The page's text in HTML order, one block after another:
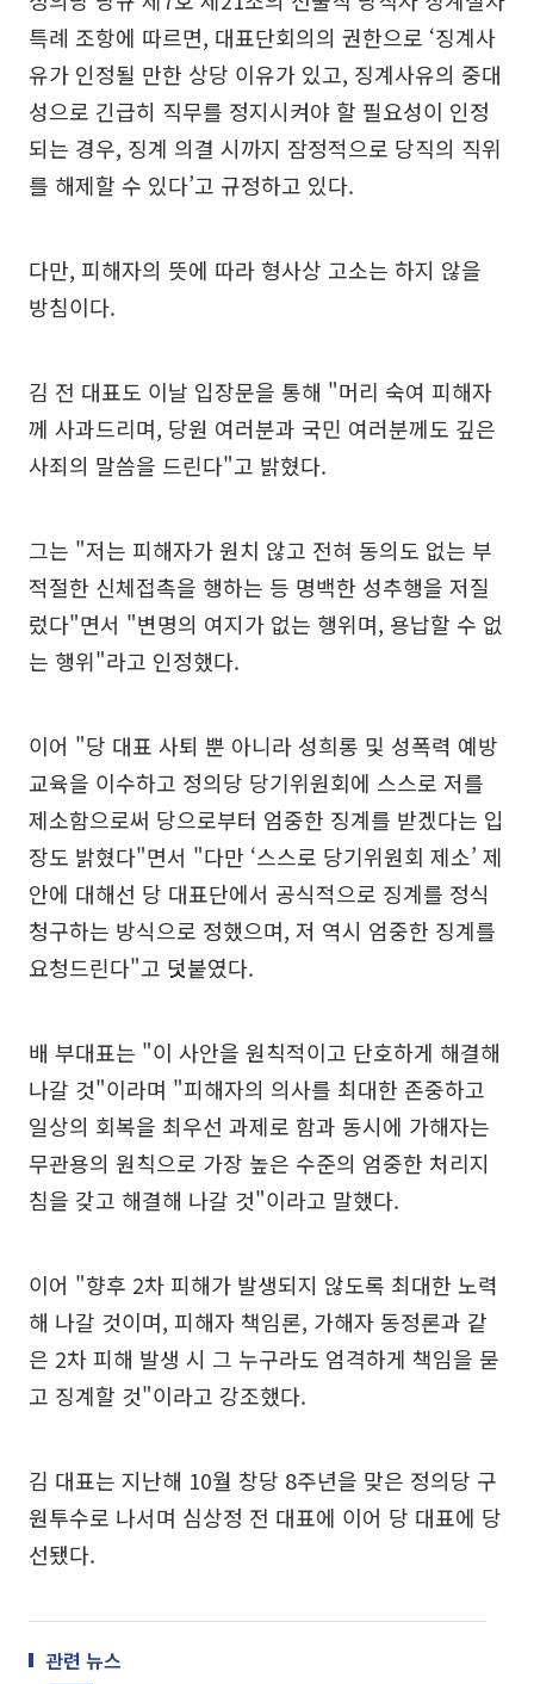
특례 조항에 따르면, 대표단회의의 권한으로 ‘징계사
유가 인정될 만한 상당 이유가 있고, 징계사유의 중대
성으로 긴급히 직무를 정지시켜야 할 필요성이 인정
되는 경우, 징계 의결 시까지 잠정적으로 당직의 직위
를 해제할 수 있다’고 규정하고 있다.
다만, 피해자의 뜻에 따라 형사상 고소는 하지 않을
방침이다.
김 전 대표도 이날 입장문을 통해 "머리 숙여 피해자
께 사과드리며, 당원 여러분과 국민 여러분께도 깊은
사죄의 말씀을 드린다"고 밝혔다.
그는 "저는 피해자가 원치 않고 전혀 동의도 없는 부
적절한 신체접촉을 행하는 등 명백한 성추행을 저질
렀다"면서 "변명의 여지가 없는 행위며, 용납할 수 없
는 행위"라고 인정했다.
이어 "당 대표 사퇴 뿐 아니라 성희롱 및 성폭력 예방
교육을 이수하고 정의당 당기위원회에 스스로 저를
제소함으로써 당으로부터 엄중한 징계를 받겠다는 입
장도 밝혔다"면서 "다만 ‘스스로 당기위원회 제소’ 제
안에 대해선 당 대표단에서 공식적으로 징계를 정식
청구하는 방식으로 정했으며, 저 역시 엄중한 징계를
요청드린다"고 덧붙였다.
배 부대표는 "이 사안을 원칙적이고 단호하게 해결해
나갈 것"이라며 "피해자의 의사를 최대한 존중하고
일상의 회복을 최우선 과제로 함과 동시에 가해자는
무관용의 원칙으로 가장 높은 수준의 엄중한 처리지
침을 갖고 해결해 나갈 것"이라고 말했다.
이어 "향후 2차 피해가 발생되지 않도록 최대한 노력
해 나갈 것이며, 피해자 책임론, 가해자 동정론과 같
은 2차 피해 발생 시 그 누구라도 엄격하게 책임을 묻
고 징계할 것"이라고 강조했다.
김 대표는 지난해 10월 창당 8주년을 맞은 정의당 구
원투수로 나서며 심상정 전 대표에 이어 당 대표에 당
선됐다.
관련 뉴스